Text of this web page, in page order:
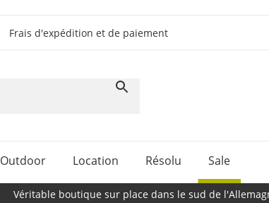
Frais d'expédition et de paiement
Outdoor Location Résolu Sale
Véritable boutique sur place dans le sud de